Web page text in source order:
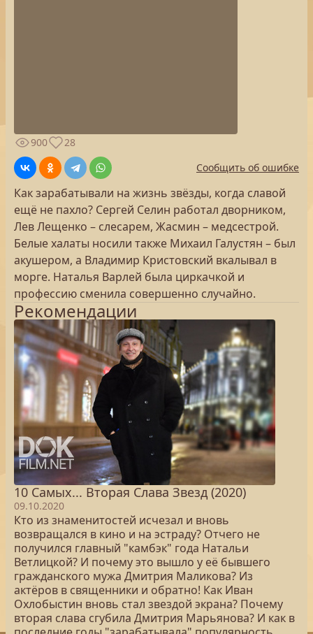
900
28
Сообщить об ошибке
Как зарабатывали на жизнь звёзды, когда славой
ещё не пахло? Сергей Селин работал дворником,
Лев Лещенко – слесарем, Жасмин – медсестрой.
Белые халаты носили также Михаил Галустян – был
акушером, а Владимир Кристовский вкалывал в
морге. Наталья Варлей была циркачкой и
профессию сменила совершенно случайно.
Рекомендации
10 Самых... Вторая Слава Звезд (2020)
09.10.2020
Кто из знаменитостей исчезал и вновь
возвращался в кино и на эстраду? Отчего не
получился главный "камбэк" года Натальи
Ветлицкой? И почему это вышло у её бывшего
гражданского мужа Дмитрия Маликова? Из
актёров в священники и обратно! Как Иван
Охлобыстин вновь стал звездой экрана? Почему
вторая слава сгубила Дмитрия Марьянова? И как в